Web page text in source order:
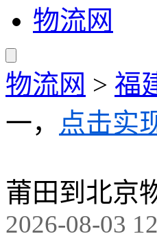
物流网
物流网 > 福
一， 点击实
莆田到北京
2026-08-03